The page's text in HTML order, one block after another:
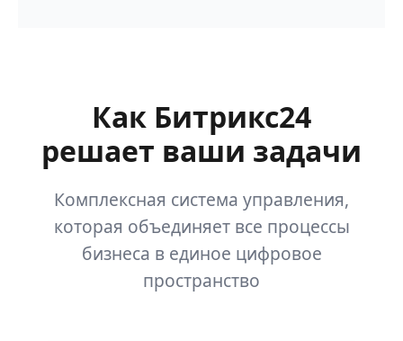
Как Битрикс24
решает ваши задачи
Комплексная система управления,
которая объединяет все процессы
бизнеса в единое цифровое
пространство